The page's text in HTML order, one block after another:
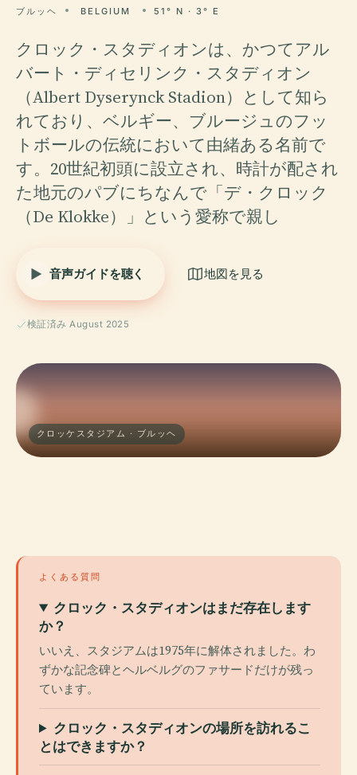
ブルッヘ BELGIUM 51° N · 3° E
クロック・スタディオンは、かつてアル
バート・ディセリンク・スタディオン
（Albert Dyserynck Stadion）として知ら
れており、ベルギー、ブルージュのフッ
トボールの伝統において由緒ある名前で
す。20世紀初頭に設立され、時計が配され
た地元のパブにちなんで「デ・クロック
（De Klokke）」という愛称で親し
音声ガイドを聴く 地図を見る
検証済み August 2025
クロッケスタジアム · ブルッヘ
よくある質問
クロック・スタディオンはまだ存在します
か？
いいえ、スタジアムは1975年に解体されました。わ
ずかな記念碑とヘルベルグのファサードだけが残っ
ています。
クロック・スタディオンの場所を訪れるこ
とはできますか？